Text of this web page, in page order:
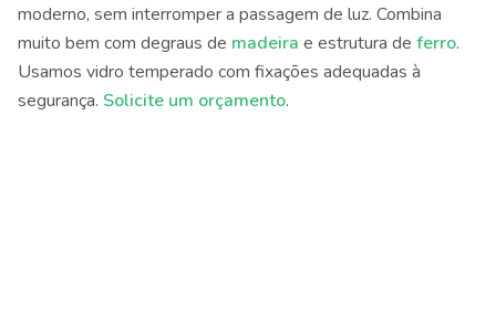
moderno, sem interromper a passagem de luz. Combina
muito bem com degraus de madeira e estrutura de ferro.
Usamos vidro temperado com fixações adequadas à
segurança. Solicite um orçamento.